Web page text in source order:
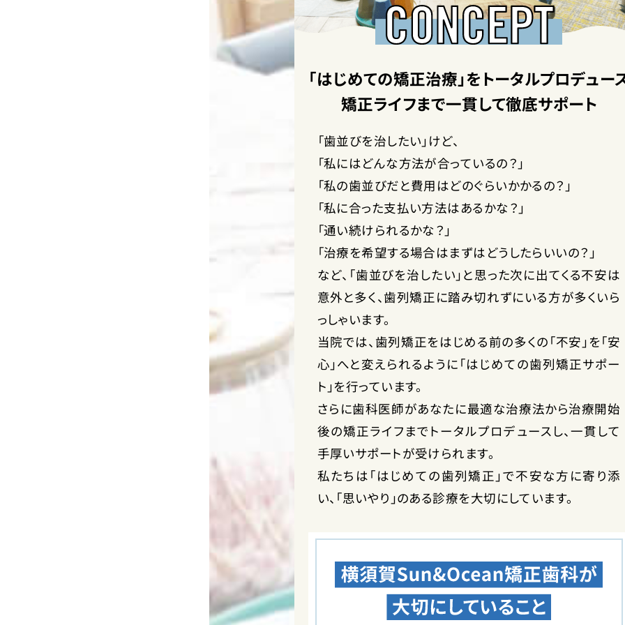
「はじめての矯正治療」をトータルプロデュー
矯正ライフまで一貫して徹底サポート
「歯並びを治したい」けど、
「私にはどんな方法が合っているの？」
「私の歯並びだと費用はどのぐらいかかるの？」
「私に合った支払い方法はあるかな？」
「通い続けられるかな？」
「治療を希望する場合はまずはどうしたらいいの？」
など、「歯並びを治したい」と思った次に出てくる不安は
意外と多く、歯列矯正に踏み切れずにいる方が多くいら
っしゃいます。
当院では、歯列矯正をはじめる前の多くの「不安」を「安
心」へと変えられるように「はじめての歯列矯正サポー
ト」を行っています。
さらに歯科医師があなたに最適な治療法から治療開始
後の矯正ライフまでトータルプロデュースし、一貫して
手厚いサポートが受けられます。
私たちは「はじめての歯列矯正」で不安な方に寄り添
い、「思いやり」のある診療を大切にしています。